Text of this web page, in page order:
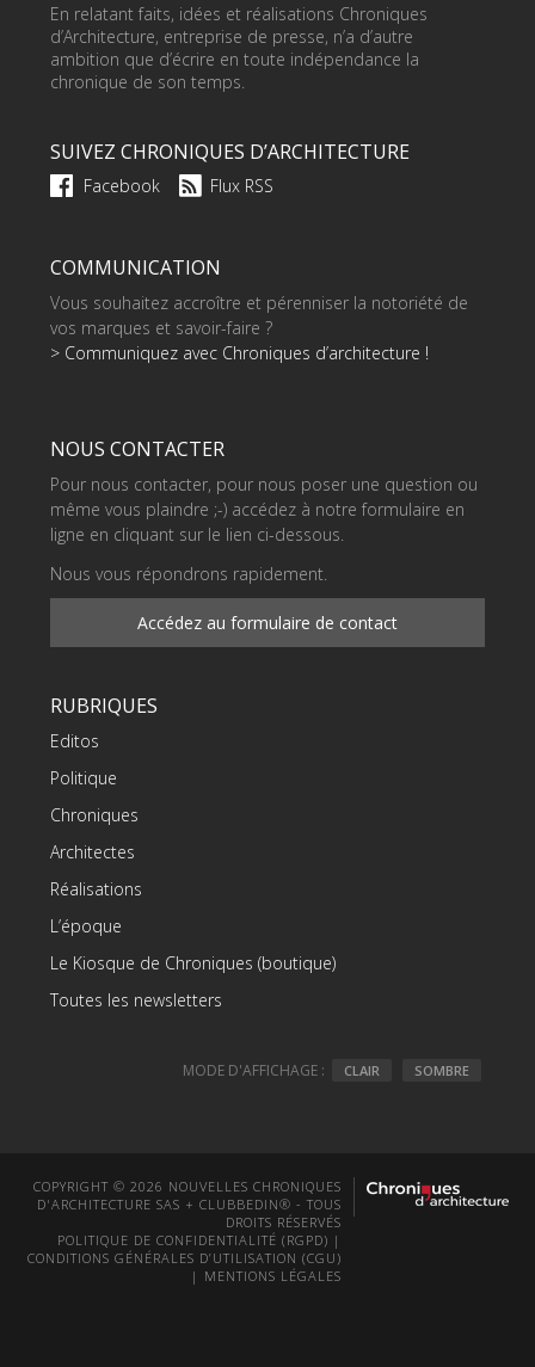
En relatant faits, idées et réalisations Chroniques
d’Architecture, entreprise de presse, n’a d’autre
ambition que d’écrire en toute indépendance la
chronique de son temps.
SUIVEZ CHRONIQUES D’ARCHITECTURE
Facebook Flux RSS
COMMUNICATION
Vous souhaitez accroître et pérenniser la notoriété de
vos marques et savoir-faire ?
> Communiquez avec Chroniques d’architecture !
NOUS CONTACTER
Pour nous contacter, pour nous poser une question ou
même vous plaindre ;-) accédez à notre formulaire en
ligne en cliquant sur le lien ci-dessous.
Nous vous répondrons rapidement.
Accédez au formulaire de contact
RUBRIQUES
Editos
Politique
Chroniques
Architectes
Réalisations
L’époque
Le Kiosque de Chroniques (boutique)
Toutes les newsletters
MODE D'AFFICHAGE : CLAIR SOMBRE
COPYRIGHT © 2026 NOUVELLES CHRONIQUES
D'ARCHITECTURE SAS + CLUBBEDIN® - TOUS
DROITS RÉSERVÉS
POLITIQUE DE CONFIDENTIALITÉ (RGPD) |
CONDITIONS GÉNÉRALES D’UTILISATION (CGU)
| MENTIONS LÉGALES